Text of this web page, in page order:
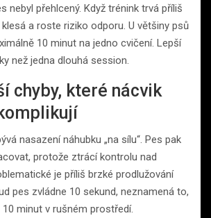
nebyl přehlcený. Když trénink trvá příliš
a roste riziko odporu. U většiny psů
10 minut na jedno cvičení. Lepší
než jedna dlouhá session.
chyby, které nácvik
nasazení náhubku „na sílu“. Pes pak
protože ztrácí kontrolu nad
je příliš brzké prodlužování
pes zvládne 10 sekund, neznamená to,
10 minut v rušném prostředí.